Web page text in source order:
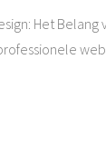
Het